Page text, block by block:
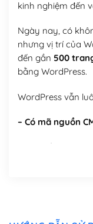
kinh nghiệm đến
Ngày nay, có
nhưng vị trí của
đến gần 500
bằng WordPress.
WordPress vẫn
– Có mã nguồn
Mã nguồn mở
đổi theme, tự cài